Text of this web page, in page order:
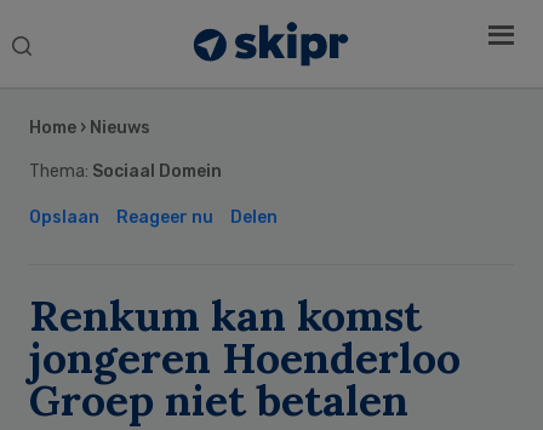
Search
Home › Nieuws
Thema: Sociaal Domein
Opslaan Reageer nu Delen
Renkum kan komst
jongeren Hoenderloo
Groep niet betalen
Sidebar